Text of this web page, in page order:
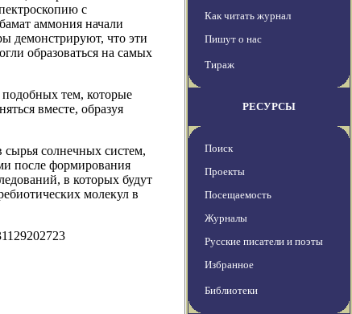
с
аммония начали
демонстрируют, что эти
образоваться на самых
подобных тем, которые
вместе, образуя
солнечных систем,
после формирования
в которых будут
молекул в
Как читать журнал
Пишут о нас
Тираж
РЕСУРСЫ
Поиск
Проекты
Посещаемость
Журналы
Русские писатели и поэты
Избранное
Библиотеки